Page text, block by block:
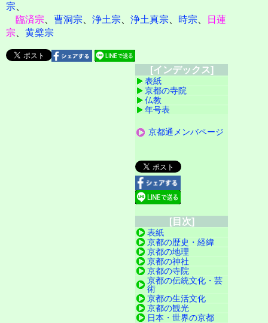
宗
臨済宗
曹洞宗 浄土宗 浄土真宗 時宗
日蓮
宗
黄檗宗
[インデックス]
表紙
京都の寺院
仏教
年号表
京都通メンバページ
[目次]
表紙
京都の歴史・経緯
京都の地理
京都の神社
京都の寺院
京都の伝統文化・芸
術
京都の生活文化
京都の観光
日本・世界の京都